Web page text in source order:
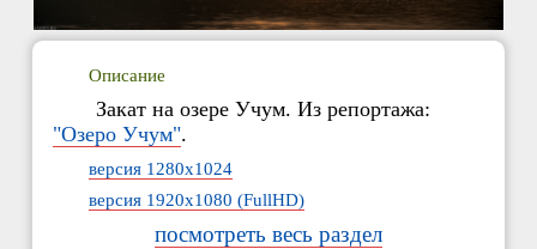
Описание
Закат на озере Учум. Из репортажа:
"Озеро Учум".
версия 1280x1024
версия 1920x1080 (FullHD)
посмотреть весь раздел